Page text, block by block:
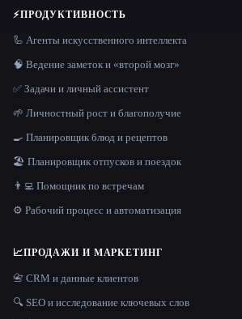
⚡ПРОДУКТИВНОСТЬ
🦾 Агенты искусственного интеллекта
🧠 Ведение заметок и «второй мозг»
✅ Задачи и личный ассистент
🌱 Личностный рост и благополучие
🍳 Планировщик блюд и рецептов
🏖 Планировщик отпусков и поездок
👨‍💻 Помощник по встречам
⚙️ Рабочий процесс и автоматизация
📈ПРОДАЖИ И МАРКЕТИНГ
📇 CRM и данные клиентов
🔍 SEO и исследование ключевых слов